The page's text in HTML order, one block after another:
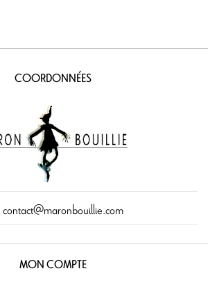
COORDONNÉES
contact@maronbouillie.com
MON COMPTE